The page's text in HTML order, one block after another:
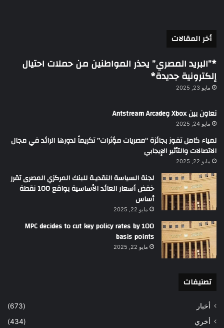
أخر المقالات
*”البريد المصري” يحذر المواطنين من حملات احتيال
إلكترونية جديدة*
مايو 23, 2025
تعاون بين Xbox وAntstream Arcade
مايو 24, 2025
لمياء كامل تفوز بجائزة “مصريات مؤثرات” تكريماً لدورها الرائد في مجال
الاتصالات والتأثير الإيجابي
مايو 22, 2025
لجنة السياسة النقديـة للبنك المركزي المصرى تقرر
خفض أسعار العائد الأساسية بواقع 100 نقطة
أساس
مايو 22, 2025
MPC decides to cut key policy rates by 100
basis points
مايو 22, 2025
تصنيفات
أخبار
(673)
أخري
(434)